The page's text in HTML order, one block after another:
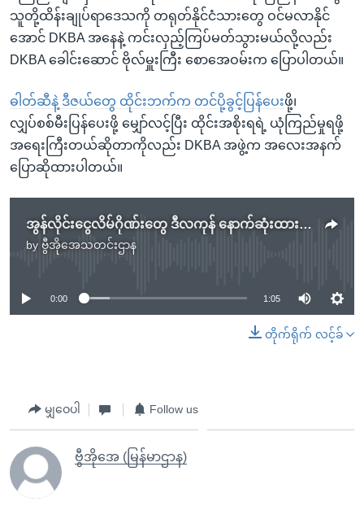
သူတို့ထိန်းချုပ်ရာဒေသကို တရုတ်နိုင်ငံသားတွေ ဝင်မလာနိုင်
အောင် DKBA အနေနဲ့ ကင်းလှည့်ကြပ်မတ်သွားမယ်လို့လည်း
DKBA ခေါင်းဆောင် ဗိုလ်မှူးကြီး စောအေဝမ်းက ပြောပါတယ်။
ဓါတ်ဆီနဲ့ ဒီဇယ်တွေ ထိုင်းဘက်က တင်ပို့ခွင့်ပြန်ပေးဖို့၊
လျှပ်စစ်မီးပြန်ပေးဖို့ မျှော်လင့်ပြီး ထိုင်းအစိုးရရဲ့ ယုံကြည်မှုရဖို့
အရေးကြီးတယ်ဆိုတာကိုလည်း DKBA အဖွဲ့က အလေးအနက်
ပြောဆိုထားပါတယ်။
အွန်လိုင်းငွေလိမ်ဂိုဏ်းတွေ ဒီလကုန် နောက်ဆုံးထား နယ်မြေအတွင်းက ထွက်ခွာဖို့ DKBA အမိန့်ထုတ်
by ဗွီအိုအေသတင်းဌာန
No media source currently available
0:00 1:05
တိုက်ရိုက် လင့်ခ်
မျှဝေပါ Follow us
ဗွီအိုအေ (မြန်မာဌာန)